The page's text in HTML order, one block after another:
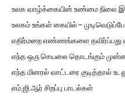
உலக வாழ்க்கையின் உண்மை நிலை
உலகம் உங்கள் கையில் -
எதிர்மறை எண்ணங்களை தவிர்ப்பது
எந்த ஒரு செயலை தொடங்கும்
எந்த மினரல் வாட்டரை குடித்தால்
எம்.ஜி.ஆர் சிறப்பு பாடல்கள்